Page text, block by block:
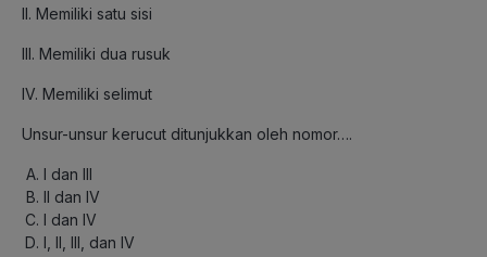
II. Memiliki satu sisi
III. Memiliki dua rusuk
IV. Memiliki selimut
Unsur-unsur kerucut ditunjukkan oleh nomor….
I dan III
II dan IV
I dan IV
I, II, III, dan IV